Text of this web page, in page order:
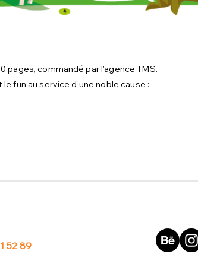
commandé par l'agence TMS.
fun au service d'une noble cause :
52 89